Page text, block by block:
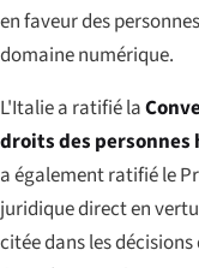
en faveur des
domaine numérique.
L'Italie a ratifié la
droits des personnes
a également ratifié le
juridique direct en
citée dans les